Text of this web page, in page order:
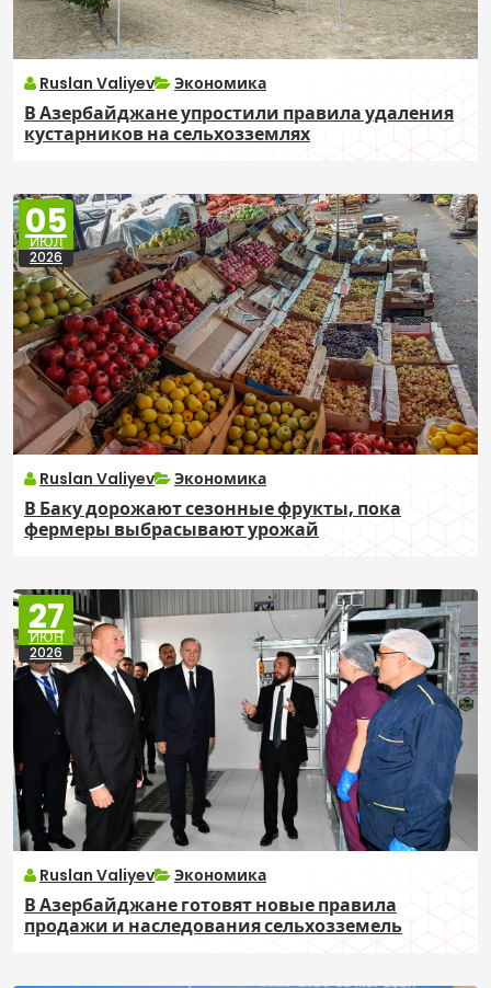
Ruslan Valiyev Экономика
В Азербайджане упростили правила удаления
кустарников на сельхозземлях
05
ИЮЛ
2026
Ruslan Valiyev Экономика
В Баку дорожают сезонные фрукты, пока
фермеры выбрасывают урожай
27
ИЮН
2026
Ruslan Valiyev Экономика
В Азербайджане готовят новые правила
продажи и наследования сельхозземель